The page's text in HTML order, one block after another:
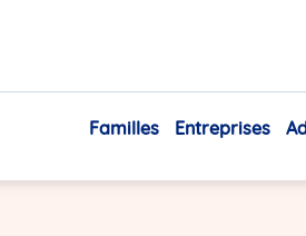
Familles Entreprises
s'épanouir